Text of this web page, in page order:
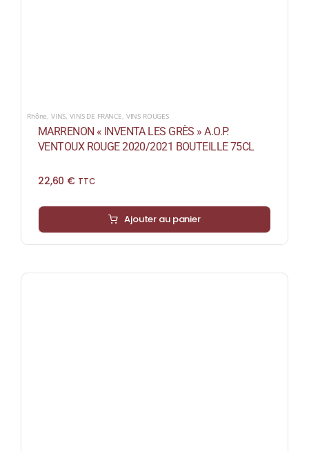
Rhône VINS ,VINS DE FRANCE VINS ROUGES
MARRENON « INVENTA LES GRÈS » A.O.P.
VENTOUX ROUGE 2020/2021 BOUTEILLE 75CL
22,60 € TTC
Ajouter au panier